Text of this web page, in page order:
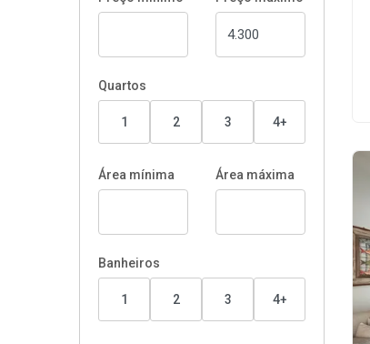
Quartos
1 2 3 4+
Área mínima Área máxima
Banheiros
1 2 3 4+